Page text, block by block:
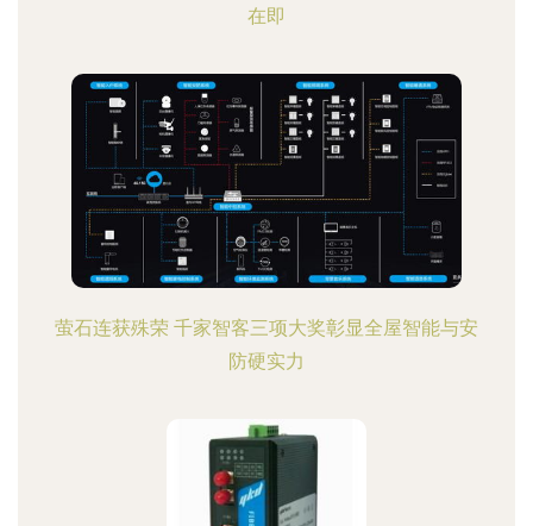
在即
萤石连获殊荣 千家智客三项大奖彰显全屋智能与安
防硬实力